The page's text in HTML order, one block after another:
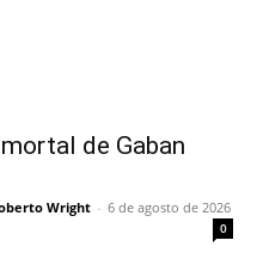
de Gaban
Wright - 6 de agosto de 2026
0